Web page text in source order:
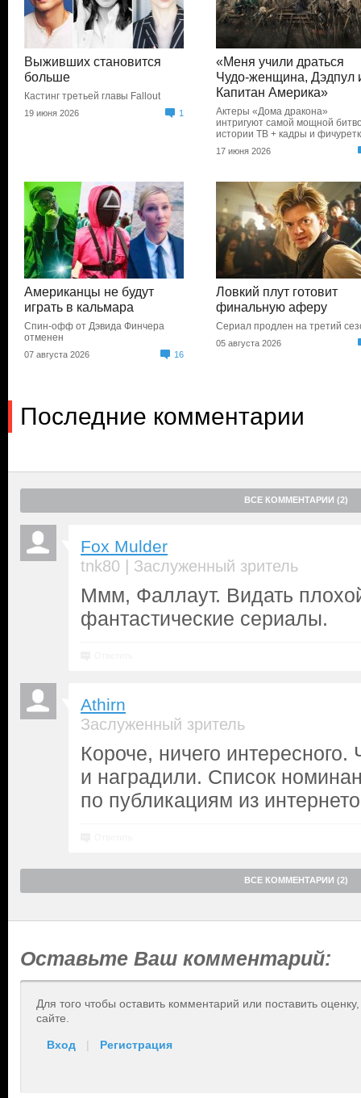
Выживших становится
больше
Кастинг третьей главы Fallout
19 июня 2026 1
«Меня учили драться
Чудо-женщина, Дэдпул
Капитан Америка»
Актеры «Дома дракона»
интригуют самой мощной
истории ТВ + кадры и
17 июня 2026
Американцы не будут
играть в кальмара
Спин-офф от Дэвида Финчера
отменен
07 августа 2026 16
Ловкий плут готовит
финальную аферу
Сериал продлен на третий
05 августа 2026
Последние комментарии
ВСЕ КОММЕНТАРИИ (2)
Fox Mulder
tnk80 | Заслуженный зритель
Ммм, Фаллаут. Видать
фантастические сериалы.
Athirn
Заслуженный зритель
Короче, ничего
и наградили. Список
по публикациям из
ВСЕ КОММЕНТАРИИ (2)
Оставьте Ваш комментарий:
Для того чтобы оставить комментарий или поставить
сайте.
Вход | Регистрация